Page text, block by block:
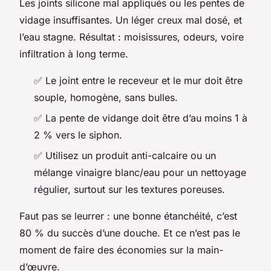
Les joints silicone mal appliqués ou les pentes de
vidage insuffisantes. Un léger creux mal dosé, et
l’eau stagne. Résultat : moisissures, odeurs, voire
infiltration à long terme.
✅ Le joint entre le receveur et le mur doit être
souple, homogène, sans bulles.
✅ La pente de vidange doit être d’au moins 1 à
2 % vers le siphon.
✅ Utilisez un produit anti-calcaire ou un
mélange vinaigre blanc/eau pour un nettoyage
régulier, surtout sur les textures poreuses.
Faut pas se leurrer : une bonne étanchéité, c’est
80 % du succès d’une douche. Et ce n’est pas le
moment de faire des économies sur la main-
d’œuvre.